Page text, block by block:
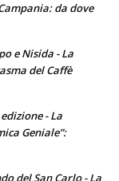
da dove
e Nisida - La
del Caffè
- La
Geniale”:
del San Carlo - La